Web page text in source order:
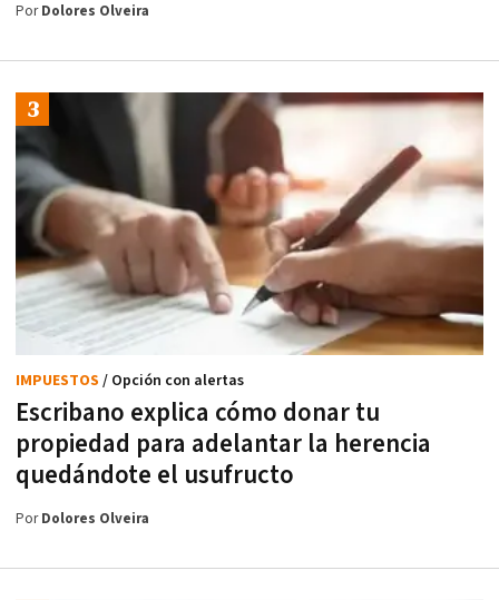
PorDolores Olveira
Escribano explica cómo donar tu
propiedad para adelantar la herencia
quedándote el usufructo
IMPUESTOS / Opción con alertas
PorDolores Olveira